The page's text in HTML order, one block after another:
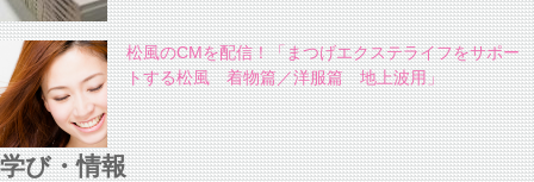
松風のCMを配信！「まつげエクステライフをサポー
トする松風 着物篇／洋服篇 地上波用」
学び・情報